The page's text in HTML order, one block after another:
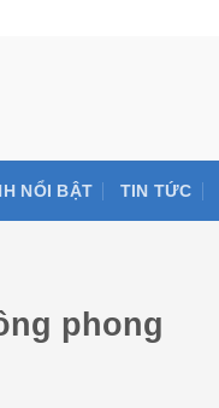
NỔI BẬT TIN TỨC
phong